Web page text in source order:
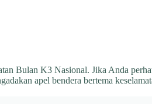
Bulan K3 Nasional. Jika Anda
apel bendera bertema